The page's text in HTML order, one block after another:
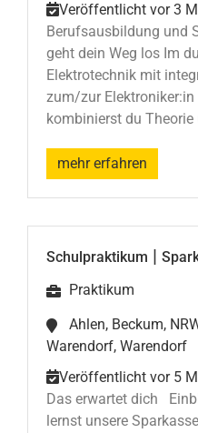
Veröffentlicht vor 3
Berufsausbildung und
geht dein Weg los Im
Elektrotechnik mit
zum/zur
kombinierst du Theorie
mehr erfahren
Schulpraktikum |
Praktikum
Ahlen, Beckum,
Warendorf, Warendorf
Veröffentlicht vor 5
Das erwartet dich
lernst unsere